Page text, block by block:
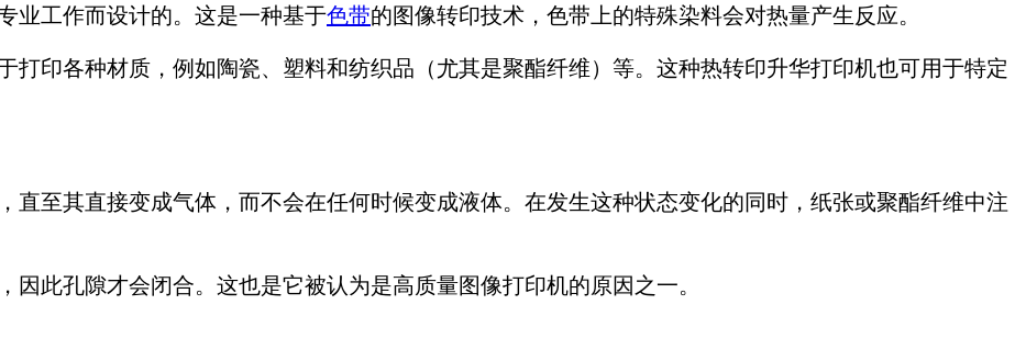
业工作而设计的。这是一种基于色带的图像转印技术，色带上的特殊染料会对热量产生反应。
打印各种材质，例如陶瓷、塑料和纺织品（尤其是聚酯纤维）等。这种热转印升华打印机也可用于特定
直至其直接变成气体，而不会在任何时候变成液体。在发生这种状态变化的同时，纸张或聚酯纤维中注
此孔隙才会闭合。这也是它被认为是高质量图像打印机的原因之一。